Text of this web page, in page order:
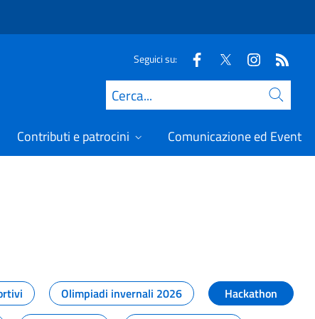
Seguici su:
Cerca
Contributi e patrocini Comunicazione ed Eventi
Olimpiadi invernali 2026
Hackathon